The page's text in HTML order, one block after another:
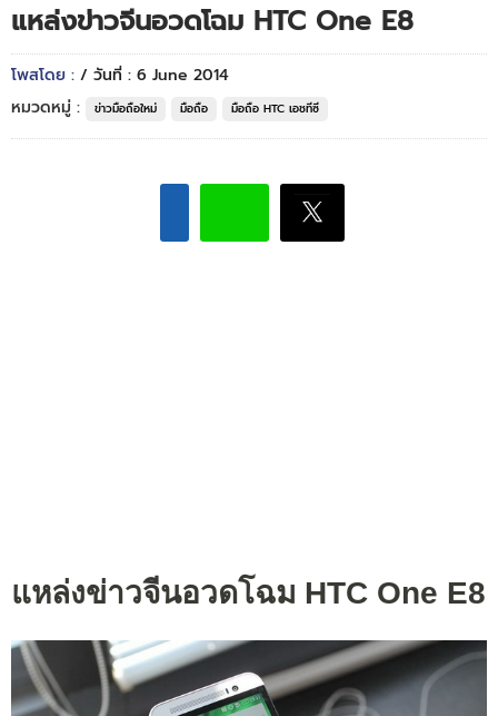
แหล่งข่าวจีนอวดโฉม HTC One E8
โพสโดย : / วันที่ : 6 June 2014
หมวดหมู่ :
ข่าวมือถือใหม่ มือถือ มือถือ HTC เอชทีซี
แหล่งข่าวจีนอวดโฉม HTC One E8